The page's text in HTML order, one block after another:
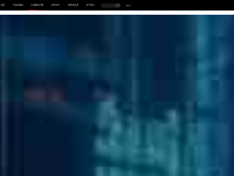
首页 产品及服务 行业解决方案 合作伙伴 投资者关系 关于我们 中EN